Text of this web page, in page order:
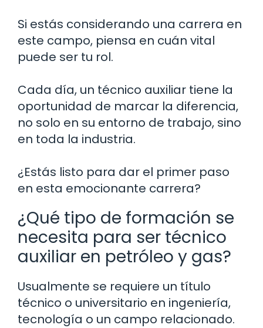
Si estás considerando una carrera en
este campo, piensa en cuán vital
puede ser tu rol.
Cada día, un técnico auxiliar tiene la
oportunidad de marcar la diferencia,
no solo en su entorno de trabajo, sino
en toda la industria.
¿Estás listo para dar el primer paso
en esta emocionante carrera?
¿Qué tipo de formación se
necesita para ser técnico
auxiliar en petróleo y gas?
Usualmente se requiere un título
técnico o universitario en ingeniería,
tecnología o un campo relacionado.